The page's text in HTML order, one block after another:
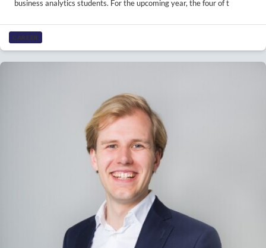
business analytics students. For the upcoming year, the four of t
CAREER